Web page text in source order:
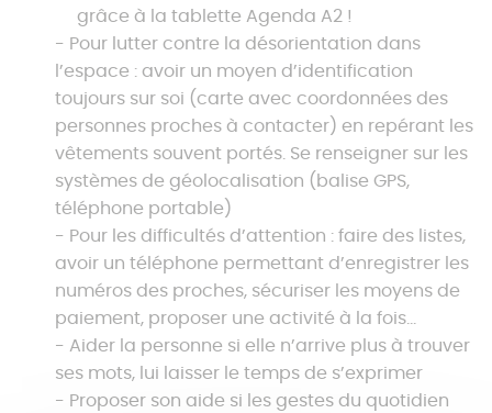
grâce à la tablette Agenda A2 !
Pour lutter contre la désorientation dans
l’espace : avoir un moyen d’identification
toujours sur soi (carte avec coordonnées des
personnes proches à contacter) en repérant les
vêtements souvent portés. Se renseigner sur les
systèmes de géolocalisation (balise GPS,
téléphone portable)
Pour les difficultés d’attention : faire des listes,
avoir un téléphone permettant d’enregistrer les
numéros des proches, sécuriser les moyens de
paiement, proposer une activité à la fois…
Aider la personne si elle n’arrive plus à trouver
ses mots, lui laisser le temps de s’exprimer
Proposer son aide si les gestes du quotidien